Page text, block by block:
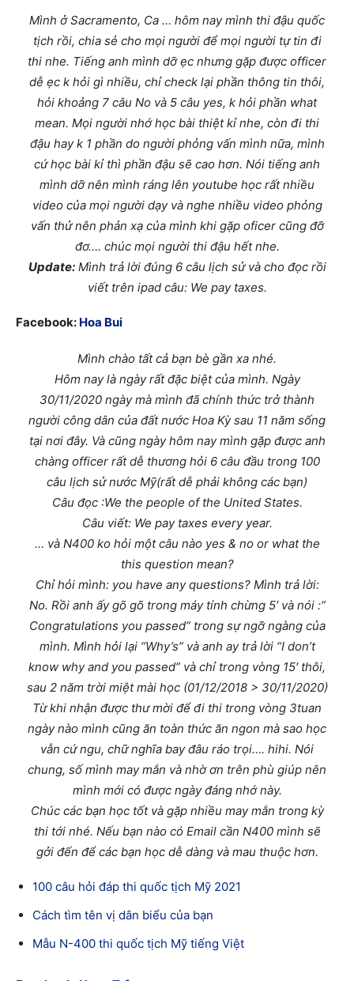
Mình ở Sacramento, Ca … hôm nay mình thi đậu quốc
tịch rồi, chia sẻ cho mọi người để mọi người tự tin đi
thi nhe. Tiếng anh mình dỡ ẹc nhưng gặp được officer
dễ ẹc k hỏi gì nhiều, chỉ check lại phần thông tin thôi,
hỏi khoảng 7 câu No và 5 câu yes, k hỏi phần what
mean. Mọi người nhớ học bài thiệt kỉ nhe, còn đi thi
đậu hay k 1 phần do người phỏng vấn mình nữa, mình
cứ học bài kỉ thì phần đậu sẽ cao hơn. Nói tiếng anh
mình dỡ nên mình ráng lên youtube học rất nhiều
video của mọi người dạy và nghe nhiều video phỏng
vấn thử nên phản xạ của mình khi gặp oficer cũng đỡ
đơ…. chúc mọi người thi đậu hết nhe.
Update:Mình trả lời đúng 6 câu lịch sử và cho đọc rồi
viết trên ipad câu: We pay taxes.
Facebook: Hoa Bui
Mình chào tất cả bạn bè gần xa nhé.
Hôm nay là ngày rất đặc biệt của mình. Ngày
30/11/2020 ngày mà mình đã chính thức trở thành
người công dân của đất nước Hoa Kỳ sau 11 năm sống
tại nơi đây. Và cũng ngày hôm nay mình gặp được anh
chàng officer rất dễ thương hỏi 6 câu đầu trong 100
câu lịch sử nước Mỹ(rất dễ phải không các bạn)
Câu đọc :We the people of the United States.
Câu viết: We pay taxes every year.
… và N400 ko hỏi một câu nào yes & no or what the
this question mean?
Chỉ hỏi mình: you have any questions? Mình trả lời:
No. Rồi anh ấy gõ gõ trong máy tính chừng 5′ và nói :”
Congratulations you passed” trong sự ngỡ ngàng của
mình. Mình hỏi lại “Why’s” và anh ay trả lời “I don’t
know why and you passed” và chỉ trong vòng 15′ thôi,
sau 2 năm trời miệt mài học (01/12/2018 > 30/11/2020)
Từ khi nhận được thư mời để đi thi trong vòng 3tuan
ngày nào mình cũng ăn toàn thức ăn ngon mà sao học
vẫn cứ ngu, chữ nghĩa bay đâu ráo trọi…. hihi. Nói
chung, số mình may mắn và nhờ ơn trên phù giúp nên
mình mới có được ngày đáng nhớ này.
Chúc các bạn học tốt và gặp nhiều may mắn trong kỳ
thi tới nhé. Nếu bạn nào có Email cần N400 mình sẽ
gởi đến để các bạn học dễ dàng và mau thuộc hơn.
100 câu hỏi đáp thi quốc tịch Mỹ 2021
Cách tìm tên vị dân biểu của bạn
Mẫu N-400 thi quốc tịch Mỹ tiếng Việt